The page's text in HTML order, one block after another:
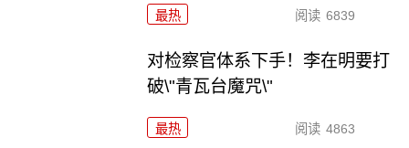
最热 阅读 6839
对检察官体系下手！李在明要打
破\"青瓦台魔咒\"
最热 阅读 4863